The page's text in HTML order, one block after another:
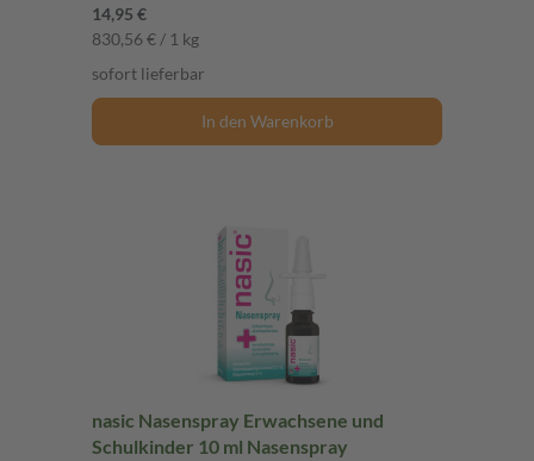
14,95 €
830,56 € / 1 kg
sofort lieferbar
In den Warenkorb
nasic Nasenspray Erwachsene und
Schulkinder 10 ml Nasenspray